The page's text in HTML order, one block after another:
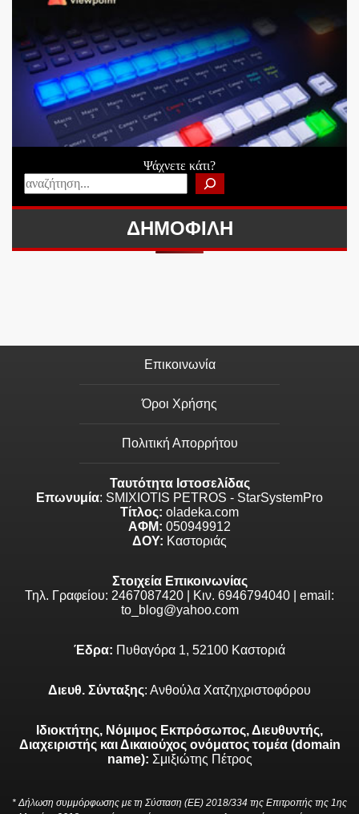
Ψάχνετε κάτι?
ΔΗΜΟΦΙΛΗ
Επικοινωνία
Όροι Χρήσης
Πολιτική Απορρήτου
Ταυτότητα Ιστοσελίδας
Επωνυμία: SMIXIOTIS PETROS - StarSystemPro
Τίτλος: oladeka.com
ΑΦΜ: 050949912
ΔΟΥ: Καστοριάς
Στοιχεία Επικοινωνίας
Τηλ. Γραφείου: 2467087420 | Κιν. 6946794040 | email:
to_blog@yahoo.com
Έδρα: Πυθαγόρα 1, 52100 Καστοριά
Διευθ. Σύνταξης: Ανθούλα Χατζηχριστοφόρου
Ιδιοκτήτης, Νόμιμος Εκπρόσωπος, Διευθυντής,
Διαχειριστής και Δικαιούχος ονόματος τομέα (domain
name): Σμιξιώτης Πέτρος
* Δήλωση συμμόρφωσης με τη Σύσταση (ΕΕ) 2018/334 της Επιτροπής της 1ης